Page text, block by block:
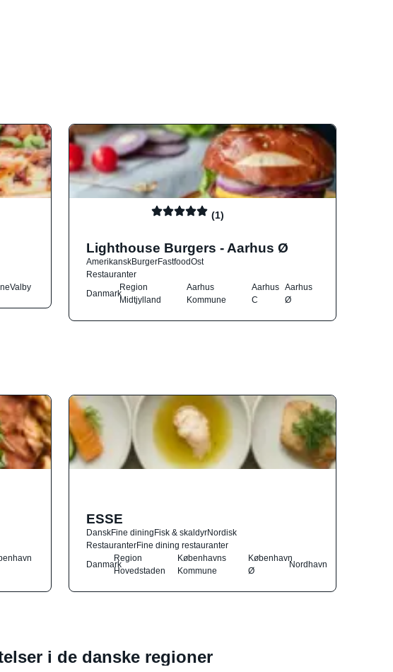
Valby
(1)
Lighthouse Burgers - Aarhus Ø
AmerikanskBurgerFastfoodOst
Restauranter
Danmark
Region
Midtjylland
Aarhus
Kommune
Aarhus
C
Aarhus
Ø
ESSE
DanskFine diningFisk & skaldyrNordisk
RestauranterFine dining restauranter
Danmark
Region
Hovedstaden
Københavns
Kommune
København
Ø
Nordhavn
i de danske regioner